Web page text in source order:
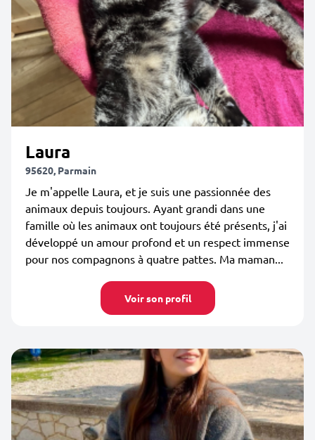
Laura
95620, Parmain
Je m'appelle Laura, et je suis une passionnée des
animaux depuis toujours. Ayant grandi dans une
famille où les animaux ont toujours été présents, j'ai
développé un amour profond et un respect immense
pour nos compagnons à quatre pattes. Ma maman...
Voir son profil